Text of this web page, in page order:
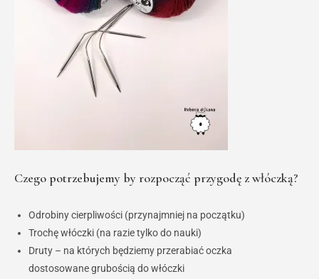
Czego potrzebujemy by rozpocząć przygodę z włóczką?
Odrobiny cierpliwości (przynajmniej na początku)
Trochę włóczki (na razie tylko do nauki)
Druty – na których będziemy przerabiać oczka
dostosowane grubością do włóczki